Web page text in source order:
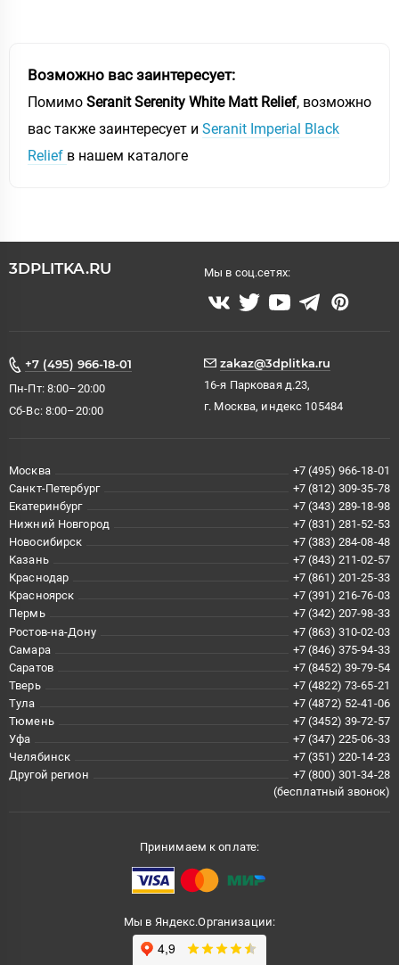
Возможно вас заинтересует:
Помимо Seranit Serenity White Matt Relief, возможно
вас также заинтересует и Seranit Imperial Black
Relief в нашем каталоге
3DPLITKA.RU Мы в соц.сетях:
+7 (495) 966-18-01
Пн-Пт: 8:00–20:00
Сб-Вс: 8:00–20:00
zakaz@3dplitka.ru
16-я Парковая д.23,
г. Москва, индекс 105484
Москва
+7 (495) 966-18-01
Санкт-Петербург
+7 (812) 309-35-78
Екатеринбург
+7 (343) 289-18-98
Нижний Новгород
+7 (831) 281-52-53
Новосибирск
+7 (383) 284-08-48
Казань
+7 (843) 211-02-57
Краснодар
+7 (861) 201-25-33
Красноярск
+7 (391) 216-76-03
Пермь
+7 (342) 207-98-33
Ростов-на-Дону
+7 (863) 310-02-03
Самара
+7 (846) 375-94-33
Саратов
+7 (8452) 39-79-54
Тверь
+7 (4822) 73-65-21
Тула
+7 (4872) 52-41-06
Тюмень
+7 (3452) 39-72-57
Уфа
+7 (347) 225-06-33
Челябинск
+7 (351) 220-14-23
Другой регион
+7 (800) 301-34-28
(бесплатный звонок)
Принимаем к оплате:
Мы в Яндекс.Организации: